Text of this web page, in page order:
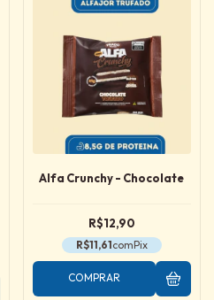
Alfa Crunchy - Chocolate
R$12,90
R$11,61comPix
COMPRAR